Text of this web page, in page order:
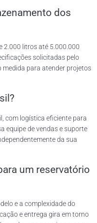
dos
2.000 litros até 5.000.000
solicitadas pelo
medida para atender projetos
com logística eficiente para
equipe de vendas e suporte
da sua
um reservatório
e a complexidade do
e entrega gira em torno